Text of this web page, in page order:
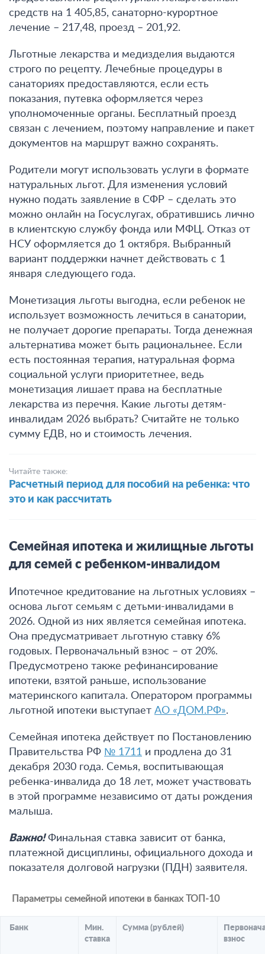
средств на 1 405,85, санаторно-курортное
лечение – 217,48, проезд – 201,92.
Льготные лекарства и медизделия выдаются
строго по рецепту. Лечебные процедуры в
санаториях предоставляются, если есть
показания, путевка оформляется через
уполномоченные органы. Бесплатный проезд
связан с лечением, поэтому направление и пакет
документов на маршрут важно сохранять.
Родители могут использовать услуги в формате
натуральных льгот. Для изменения условий
нужно подать заявление в СФР – сделать это
можно онлайн на Госуслугах, обратившись лично
в клиентскую службу фонда или МФЦ. Отказ от
НСУ оформляется до 1 октября. Выбранный
вариант поддержки начнет действовать с 1
января следующего года.
Монетизация льготы выгодна, если ребенок не
использует возможность лечиться в санатории,
не получает дорогие препараты. Тогда денежная
альтернатива может быть рациональнее. Если
есть постоянная терапия, натуральная форма
социальной услуги приоритетнее, ведь
монетизация лишает права на бесплатные
лекарства из перечня. Какие льготы детям-
инвалидам 2026 выбрать? Считайте не только
сумму ЕДВ, но и стоимость лечения.
Читайте также:
Расчетный период для пособий на ребенка: что
это и как рассчитать
Семейная ипотека и жилищные льготы
для семей с ребенком-инвалидом
Ипотечное кредитование на льготных условиях –
основа льгот семьям с детьми-инвалидами в
2026. Одной из них является семейная ипотека.
Она предусматривает льготную ставку 6%
годовых. Первоначальный взнос – от 20%.
Предусмотрено также рефинансирование
ипотеки, взятой раньше, использование
материнского капитала. Оператором программы
льготной ипотеки выступает АО «ДОМ.РФ».
Семейная ипотека действует по Постановлению
Правительства РФ № 1711 и продлена до 31
декабря 2030 года. Семья, воспитывающая
ребенка-инвалида до 18 лет, может участвовать
в этой программе независимо от даты рождения
малыша.
Важно!Финальная ставка зависит от банка,
платежной дисциплины, официального дохода и
показателя долговой нагрузки (ПДН) заявителя.
Параметры семейной ипотеки в банках ТОП-10
Банк
Мин.
ставка
Сумма (рублей)
взнос